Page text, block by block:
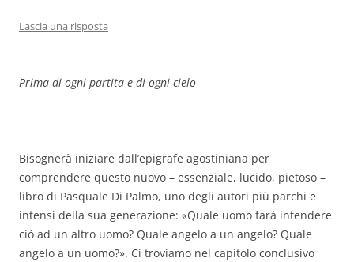
Lascia una risposta
Prima di ogni partita e di ogni cielo
Bisognerà iniziare dall’epigrafe agostiniana per
comprendere questo nuovo – essenziale, lucido, pietoso –
libro di Pasquale Di Palmo, uno degli autori più parchi e
intensi della sua generazione: «Quale uomo farà intendere
ciò ad un altro uomo? Quale angelo a un angelo? Quale
angelo a un uomo?». Ci troviamo nel capitolo conclusivo